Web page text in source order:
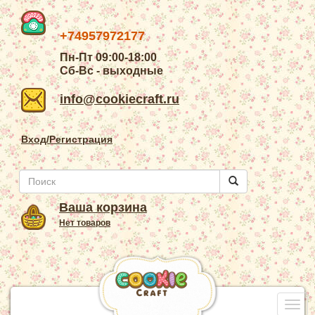
+74957972177
Пн-Пт 09:00-18:00
Сб-Вс - выходные
info@cookiecraft.ru
Вход/Регистрация
Ваша корзина
Нет товаров